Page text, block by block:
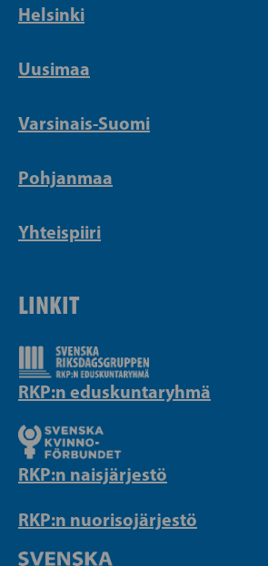
Helsinki
Uusimaa
Varsinais-Suomi
Pohjanmaa
Yhteispiiri
LINKIT
RKP:n eduskuntaryhmä
RKP:n naisjärjestö
RKP:n nuorisojärjestö